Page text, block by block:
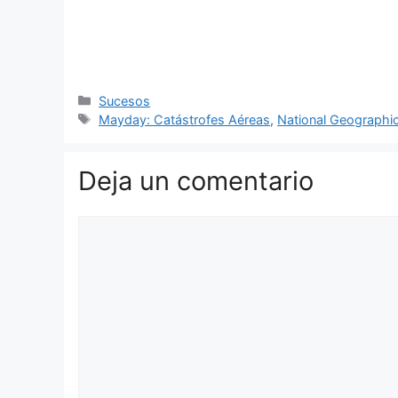
Categorías
Sucesos
Etiquetas
Mayday: Catástrofes Aéreas, National
Deja un comentario